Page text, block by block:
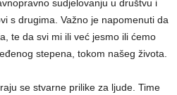
sudjelovanju u društvu i
s drugima. Važno je napomenuti da
te da svi mi ili već jesmo ili ćemo
stepena, tokom našeg života.
se stvarne prilike za ljude. Time